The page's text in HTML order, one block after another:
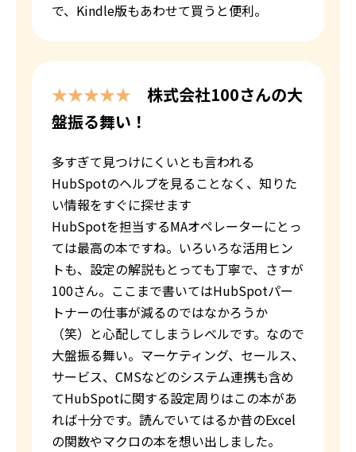
で、Kindle版もあわせて買うと便利。
★★★★★ 株式会社100さんの大
盤振る舞い！
多すぎて見つけにくいとも言われる
HubSpotのヘルプを見ることなく、知りた
い情報をすぐに探せます
HubSpotを担当するMAオペレーターにとっ
ては最高の本ですね。 いろいろな活用ヒン
トも、設定の解説もとっても丁寧で、さすが
100さん。 ここまで書いてはHubSpotパー
トナーの仕事が減るのではなかろうか
（笑） と心配してしまうレベルです。なので
大盤振る舞い。 マーケティング、セールス、
サービス、CMSなどのシステム連携も含め
てHubSpotに関する設定周りはこの本があ
れば十分です。 読んでいてはるか昔のExcel
の関数やマクロの本を想い出しました。